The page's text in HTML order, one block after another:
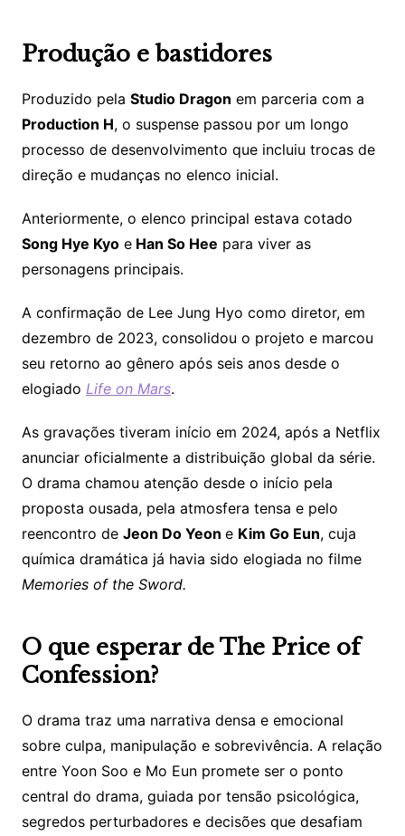
Produção e bastidores
Produzido pela Studio Dragon em parceria com a
Production H, o suspense passou por um longo
processo de desenvolvimento que incluiu trocas de
direção e mudanças no elenco inicial.
Anteriormente, o elenco principal estava cotado
Song Hye KyoeHan So Hee para viver as
personagens principais.
A confirmação de Lee Jung Hyo como diretor, em
dezembro de 2023, consolidou o projeto e marcou
seu retorno ao gênero após seis anos desde o
elogiado Life on Mars.
As gravações tiveram início em 2024, após a Netflix
anunciar oficialmente a distribuição global da série.
O drama chamou atenção desde o início pela
proposta ousada, pela atmosfera tensa e pelo
reencontro de Jeon Do Yeon e Kim Go Eun, cuja
química dramática já havia sido elogiada no filme
Memories of the Sword.
O que esperar de The Price of
Confession?
O drama traz uma narrativa densa e emocional
sobre culpa, manipulação e sobrevivência. A relação
entre Yoon Soo e Mo Eun promete ser o ponto
central do drama, guiada por tensão psicológica,
segredos perturbadores e decisões que desafiam